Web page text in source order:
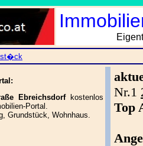
Ebreichsdorfkostenlos
Portal.
Grundstück, Wohnhaus.
Nr.1
Top